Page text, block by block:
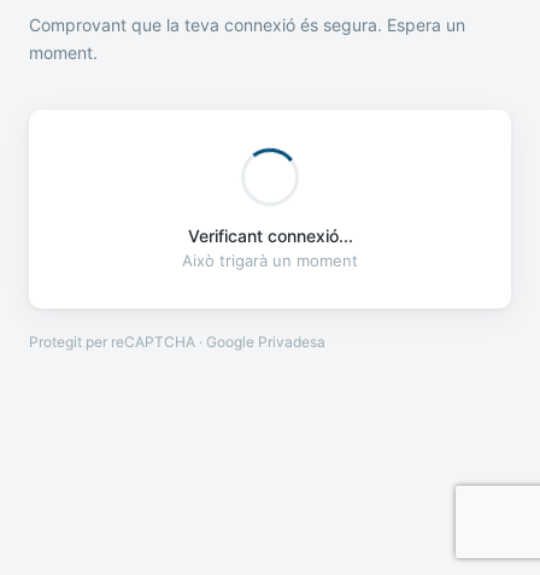
Comprovant que la teva connexió és segura. Espera un
moment.
Verificant connexió...
Això trigarà un moment
Protegit per reCAPTCHA · Google Privadesa